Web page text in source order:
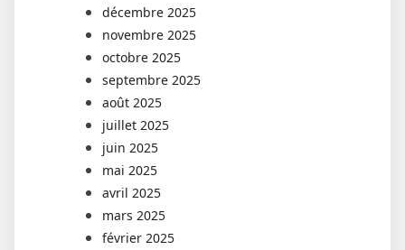
décembre 2025
novembre 2025
octobre 2025
septembre 2025
août 2025
juillet 2025
juin 2025
mai 2025
avril 2025
mars 2025
février 2025